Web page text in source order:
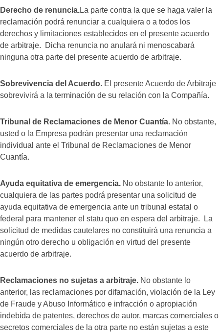
Derecho de renuncia.La parte contra la que se haga valer la
reclamación podrá renunciar a cualquiera o a todos los
derechos y limitaciones establecidos en el presente acuerdo
de arbitraje. Dicha renuncia no anulará ni menoscabará
ninguna otra parte del presente acuerdo de arbitraje.
Sobrevivencia del Acuerdo. El presente Acuerdo de Arbitraje
sobrevivirá a la terminación de su relación con la Compañía.
Tribunal de Reclamaciones de Menor Cuantía. No obstante,
usted o la Empresa podrán presentar una reclamación
individual ante el Tribunal de Reclamaciones de Menor
Cuantía.
Ayuda equitativa de emergencia. No obstante lo anterior,
cualquiera de las partes podrá presentar una solicitud de
ayuda equitativa de emergencia ante un tribunal estatal o
federal para mantener el statu quo en espera del arbitraje. La
solicitud de medidas cautelares no constituirá una renuncia a
ningún otro derecho u obligación en virtud del presente
acuerdo de arbitraje.
Reclamaciones no sujetas a arbitraje. No obstante lo
anterior, las reclamaciones por difamación, violación de la Ley
de Fraude y Abuso Informático e infracción o apropiación
indebida de patentes, derechos de autor, marcas comerciales o
secretos comerciales de la otra parte no están sujetas a este